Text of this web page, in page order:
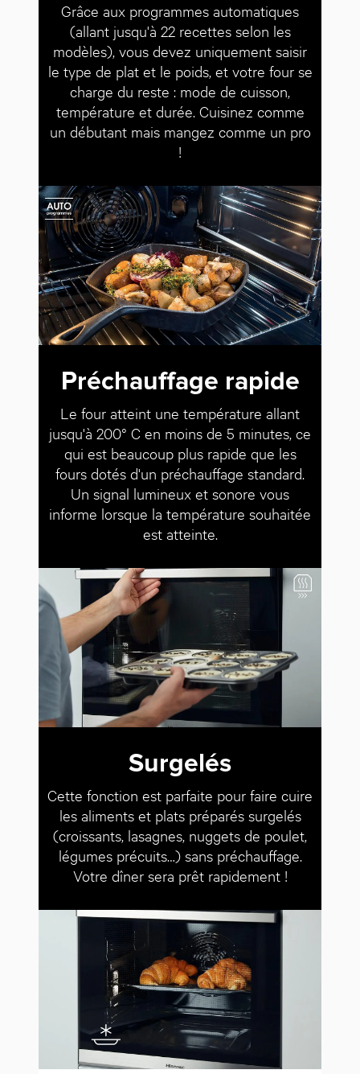
Grâce aux programmes automatiques
(allant jusqu'à 22 recettes selon les
modèles), vous devez uniquement saisir
le type de plat et le poids, et votre four se
charge du reste : mode de cuisson,
température et durée. Cuisinez comme
un débutant mais mangez comme un pro
!
Préchauffage rapide
Le four atteint une température allant
jusqu'à 200° C en moins de 5 minutes, ce
qui est beaucoup plus rapide que les
fours dotés d'un préchauffage standard.
Un signal lumineux et sonore vous
informe lorsque la température souhaitée
est atteinte.
Surgelés
Cette fonction est parfaite pour faire cuire
les aliments et plats préparés surgelés
(croissants, lasagnes, nuggets de poulet,
légumes précuits…) sans préchauffage.
Votre dîner sera prêt rapidement !